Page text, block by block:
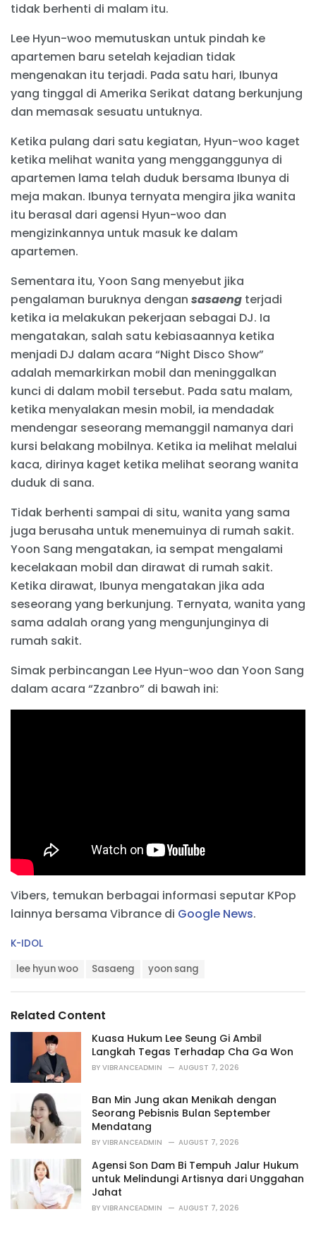
tidak berhenti di malam itu.
Lee Hyun-woo memutuskan untuk pindah ke
apartemen baru setelah kejadian tidak
mengenakan itu terjadi. Pada satu hari, Ibunya
yang tinggal di Amerika Serikat datang berkunjung
dan memasak sesuatu untuknya.
Ketika pulang dari satu kegiatan, Hyun-woo kaget
ketika melihat wanita yang mengganggunya di
apartemen lama telah duduk bersama Ibunya di
meja makan. Ibunya ternyata mengira jika wanita
itu berasal dari agensi Hyun-woo dan
mengizinkannya untuk masuk ke dalam
apartemen.
Sementara itu, Yoon Sang menyebut jika
pengalaman buruknya dengan sasaeng terjadi
ketika ia melakukan pekerjaan sebagai DJ. Ia
mengatakan, salah satu kebiasaannya ketika
menjadi DJ dalam acara “Night Disco Show”
adalah memarkirkan mobil dan meninggalkan
kunci di dalam mobil tersebut. Pada satu malam,
ketika menyalakan mesin mobil, ia mendadak
mendengar seseorang memanggil namanya dari
kursi belakang mobilnya. Ketika ia melihat melalui
kaca, dirinya kaget ketika melihat seorang wanita
duduk di sana.
Tidak berhenti sampai di situ, wanita yang sama
juga berusaha untuk menemuinya di rumah sakit.
Yoon Sang mengatakan, ia sempat mengalami
kecelakaan mobil dan dirawat di rumah sakit.
Ketika dirawat, Ibunya mengatakan jika ada
seseorang yang berkunjung. Ternyata, wanita yang
sama adalah orang yang mengunjunginya di
rumah sakit.
Simak perbincangan Lee Hyun-woo dan Yoon Sang
dalam acara “Zzanbro” di bawah ini:
Vibers, temukan berbagai informasi seputar KPop
lainnya bersama Vibrance di Google News.
C
r
i
K-IDOL
:
lee hyun woo Sasaeng yoon sang
Related Content
Kuasa Hukum Lee Seung Gi Ambil
Langkah Tegas Terhadap Cha Ga Won
BY VIBRANCEADMIN AUGUST 7, 2026
Ban Min Jung akan Menikah dengan
Seorang Pebisnis Bulan September
Mendatang
BY VIBRANCEADMIN AUGUST 7, 2026
Agensi Son Dam Bi Tempuh Jalur Hukum
untuk Melindungi Artisnya dari Unggahan
Jahat
BY VIBRANCEADMIN AUGUST 7, 2026